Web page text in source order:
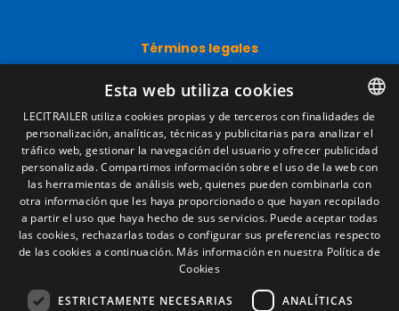
Términos legales
Política de privacidad
Política de cookies
Condiciones generales de venta
Gestionar cookies
Contacto
Camino de los Huertos, S/N. Apdo 100
50620 - Casetas (Zaragoza) SPAIN
SPANISH
ENGLISH
FRENCH
ITALIAN
Esta web utiliza cookies
LECITRAILER utiliza cookies propias y de terceros con finalidades de
personalización, analíticas, técnicas y publicitarias para analizar el
tráfico web, gestionar la navegación del usuario y ofrecer publicidad
personalizada. Compartimos información sobre el uso de la web con
las herramientas de análisis web, quienes pueden combinarla con
otra información que les haya proporcionado o que hayan recopilado
a partir el uso que haya hecho de sus servicios. Puede aceptar todas
las cookies, rechazarlas todas o configurar sus preferencias respecto
de las cookies a continuación. Más información en nuestra Política de
Cookies
ESTRICTAMENTE NECESARIAS ANALÍTICAS